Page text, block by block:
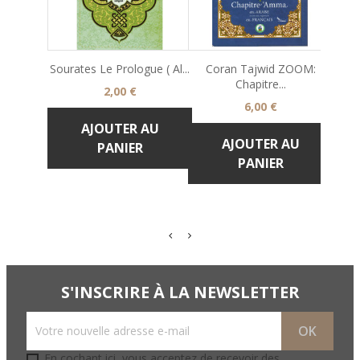
Sourates Le Prologue ( Al...
Prix
2,00 €
AJOUTER AU
PANIER
Coran Tajwid ZOOM:
Chapitre...
Prix
6,00 €
AJOUTER AU
PANIER
S'INSCRIRE À LA NEWSLETTER